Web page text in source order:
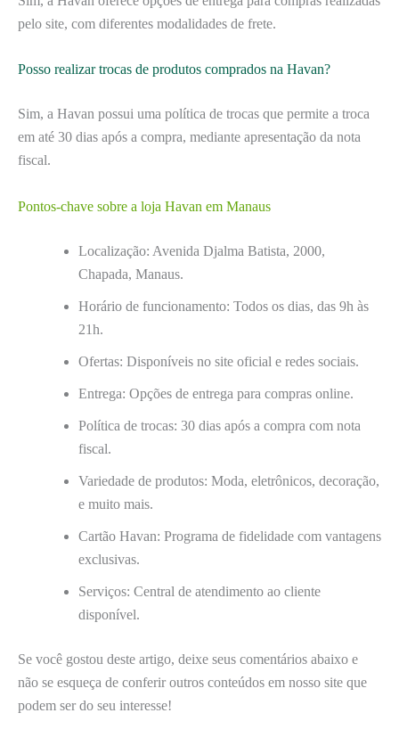
pelo site, com diferentes modalidades de frete.
Posso realizar trocas de produtos comprados na Havan?
Sim, a Havan possui uma política de trocas que permite a troca
em até 30 dias após a compra, mediante apresentação da nota
fiscal.
Pontos-chave sobre a loja Havan em Manaus
Localização: Avenida Djalma Batista, 2000,
Chapada, Manaus.
Horário de funcionamento: Todos os dias, das 9h às
21h.
Ofertas: Disponíveis no site oficial e redes sociais.
Entrega: Opções de entrega para compras online.
Política de trocas: 30 dias após a compra com nota
fiscal.
Variedade de produtos: Moda, eletrônicos, decoração,
e muito mais.
Cartão Havan: Programa de fidelidade com vantagens
exclusivas.
Serviços: Central de atendimento ao cliente
disponível.
Se você gostou deste artigo, deixe seus comentários abaixo e
não se esqueça de conferir outros conteúdos em nosso site que
podem ser do seu interesse!